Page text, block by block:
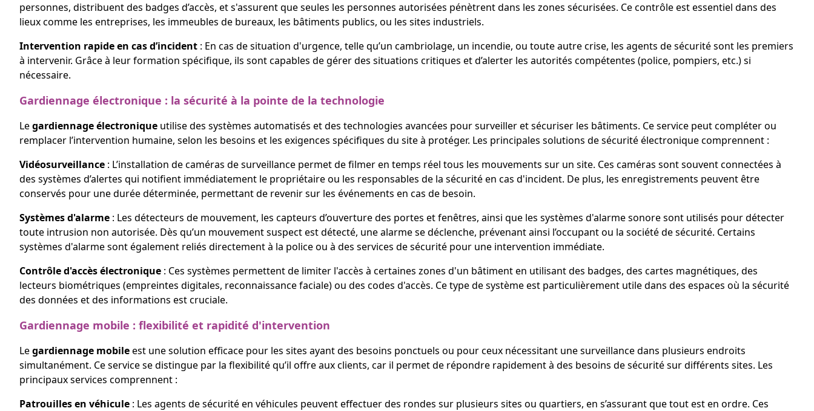
personnes, distribuent des badges d’accès, et s'assurent que seules les personnes autorisées pénètrent dans les zones sécurisées. Ce contrôle est essentiel dans des
lieux comme les entreprises, les immeubles de bureaux, les bâtiments publics, ou les sites industriels.
Intervention rapide en cas d’incident : En cas de situation d'urgence, telle qu’un cambriolage, un incendie, ou toute autre crise, les agents de sécurité sont les premiers
à intervenir. Grâce à leur formation spécifique, ils sont capables de gérer des situations critiques et d’alerter les autorités compétentes (police, pompiers, etc.) si
nécessaire.
Gardiennage électronique : la sécurité à la pointe de la technologie
Legardiennage électronique utilise des systèmes automatisés et des technologies avancées pour surveiller et sécuriser les bâtiments. Ce service peut compléter ou
remplacer l’intervention humaine, selon les besoins et les exigences spécifiques du site à protéger. Les principales solutions de sécurité électronique comprennent :
Vidéosurveillance : L’installation de caméras de surveillance permet de filmer en temps réel tous les mouvements sur un site. Ces caméras sont souvent connectées à
des systèmes d’alertes qui notifient immédiatement le propriétaire ou les responsables de la sécurité en cas d'incident. De plus, les enregistrements peuvent être
conservés pour une durée déterminée, permettant de revenir sur les événements en cas de besoin.
Systèmes d'alarme : Les détecteurs de mouvement, les capteurs d’ouverture des portes et fenêtres, ainsi que les systèmes d'alarme sonore sont utilisés pour détecter
toute intrusion non autorisée. Dès qu’un mouvement suspect est détecté, une alarme se déclenche, prévenant ainsi l’occupant ou la société de sécurité. Certains
systèmes d'alarme sont également reliés directement à la police ou à des services de sécurité pour une intervention immédiate.
Contrôle d'accès électronique : Ces systèmes permettent de limiter l'accès à certaines zones d'un bâtiment en utilisant des badges, des cartes magnétiques, des
lecteurs biométriques (empreintes digitales, reconnaissance faciale) ou des codes d'accès. Ce type de système est particulièrement utile dans des espaces où la sécurité
des données et des informations est cruciale.
Gardiennage mobile : flexibilité et rapidité d'intervention
Legardiennage mobileest une solution efficace pour les sites ayant des besoins ponctuels ou pour ceux nécessitant une surveillance dans plusieurs endroits
simultanément. Ce service se distingue par la flexibilité qu’il offre aux clients, car il permet de répondre rapidement à des besoins de sécurité sur différents sites. Les
principaux services comprennent :
Patrouilles en véhicule : Les agents de sécurité en véhicules peuvent effectuer des rondes sur plusieurs sites ou quartiers, en s’assurant que tout est en ordre. Ces